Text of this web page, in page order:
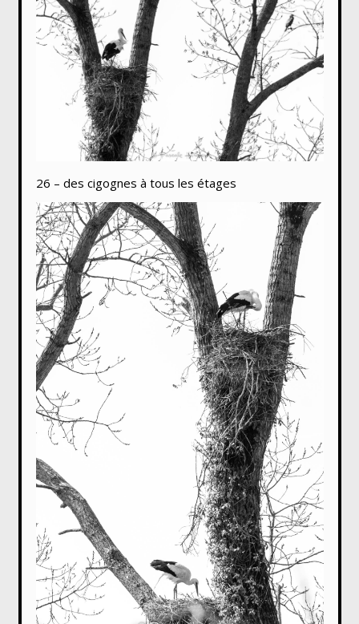
26 – des cigognes à tous les étages